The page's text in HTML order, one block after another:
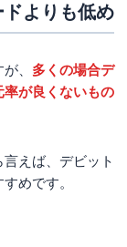
よりも低め
、 多くの場合デ
率が良くないもの
えば、デビット
めです。